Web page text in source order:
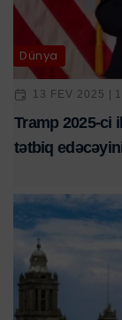
Dünya
13 FEV 2025 |
Tramp 2025-ci
tətbiq